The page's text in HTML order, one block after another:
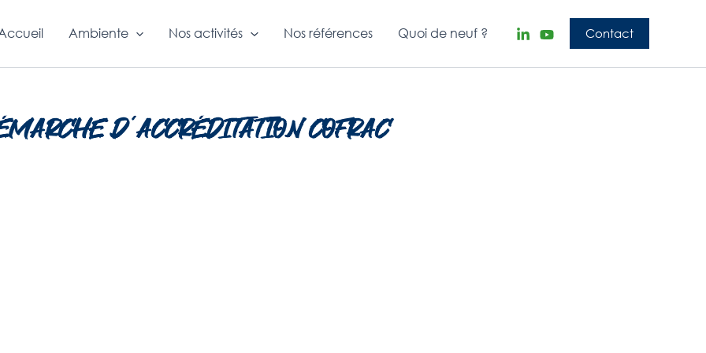
Ambiente Nos activités Nos références Quoi de neuf ? Contact
D’ACCRÉDITATION COFRAC